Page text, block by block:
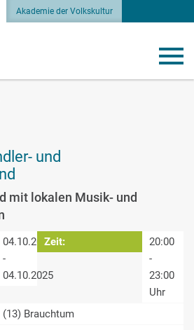
Akademie der Volkskultur
und
mit lokalen Musik- und
04.10.2025
-
04.10.2025
Zeit:
20:00
-
23:00
Uhr
(13) Brauchtum